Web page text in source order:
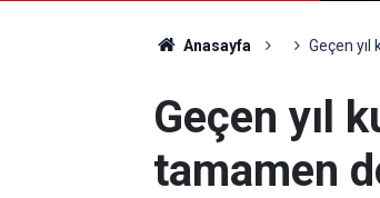
Anasayfa Geçen yıl
Geçen yıl
tamamen